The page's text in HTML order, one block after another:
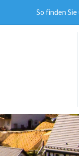
So finden Sie